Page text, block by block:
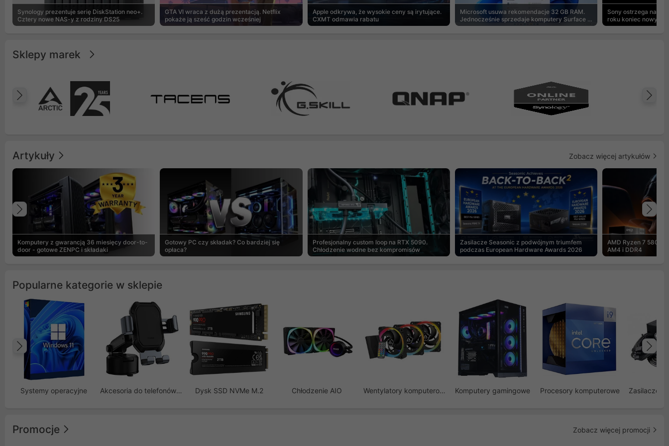
Synology prezentuje serię DiskStation neo+.
Cztery nowe NAS-y z rodziny DS25
GTA VI wraca z dużą prezentacją. Netflix
pokaże ją sześć godzin wcześniej
Apple odkrywa, że wysokie ceny są irytujące.
CXMT odmawia rabatu
Microsoft usuwa rekomendacje 32 GB RAM.
Jednocześnie sprzedaje komputery Surface z
8 GB
Sony ostrzega na
roku koniec nowych
Sklepy marek
Poprzedni
Artykuły Zobacz więcej artykułów
Komputery z gwarancją 36 miesięcy door-to-
door - gotowe ZENPC i składaki
Gotowy PC czy składak? Co bardziej się
opłaca?
Profesjonalny custom loop na RTX 5090.
Chłodzenie wodne bez kompromisów
Zasilacze Seasonic z podwójnym triumfem
podczas European Hardware Awards 2026
AMD Ryzen 7
AM4 i DDR4
Poprzedni
Popularne kategorie w sklepie
Systemy operacyjne Akcesoria do telefonów GSM Dysk SSD NVMe M.2 Chłodzenie AIO Wentylatory komputerowe Komputery gamingowe Procesory komputerowe Zasilacze
Poprzedni
Promocje Zobacz więcej promocji